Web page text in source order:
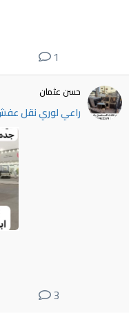
1
حسن عثمان
راعي لوري نقل عفش بالرياض
3